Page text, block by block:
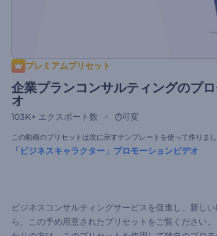
プレミアムプリセット
企業プランコンサルティングのプ
オ
103K+ エクスポート数 可変
この動画のプリセットは次に示すテンプレートを使って作りまし
「ビジネスキャラクター」プロモーションビデオ
ビジネスコンサルティングサービスを促進し、新し
ら、この予め用意されたプリセットをご覧ください